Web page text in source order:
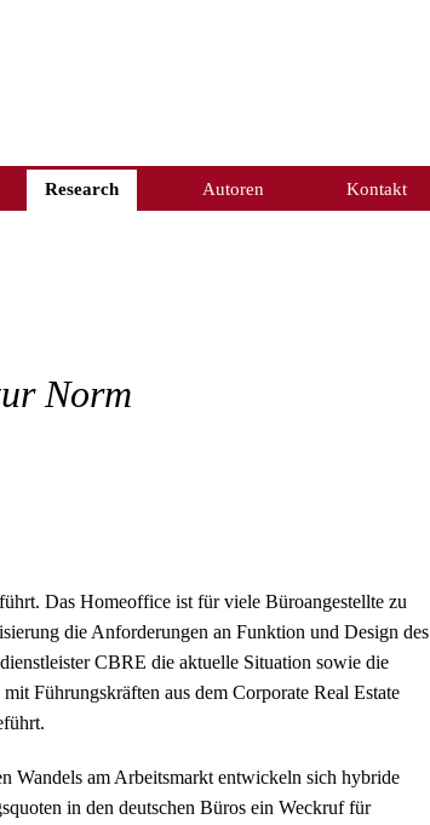
Research Autoren Kontakt
Norm
Das Homeoffice ist für viele Büroangestellte zu
die Anforderungen an Funktion und Design des
CBRE die aktuelle Situation sowie die
Führungskräften aus dem Corporate Real Estate
Wandels am Arbeitsmarkt entwickeln sich hybride
in den deutschen Büros ein Weckruf für